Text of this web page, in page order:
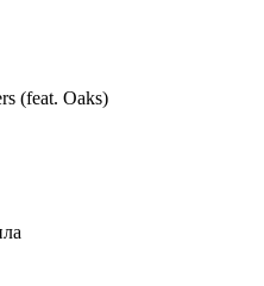
(feat. Oaks)